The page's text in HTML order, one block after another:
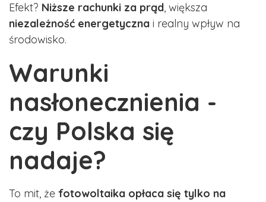
Efekt? Niższe rachunki za prąd, większa
niezależność energetyczna i realny wpływ na
środowisko.
Warunki
nasłonecznienia -
czy Polska się
nadaje?
To mit, że fotowoltaika opłaca się tylko na